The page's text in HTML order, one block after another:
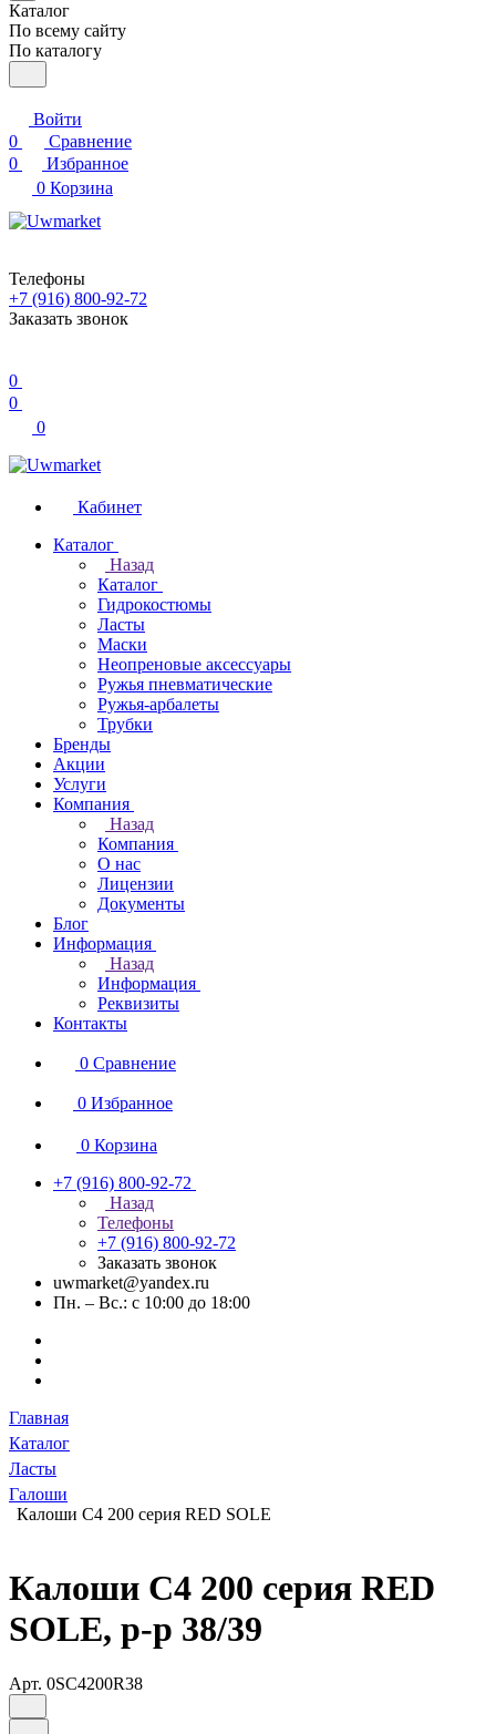
Каталог
По всему сайту
По каталогу
Войти
0
Сравнение
0
Избранное
0 Корзина
Телефоны
+7 (916) 800-92-72
Заказать звонок
0
0
0
Кабинет
Каталог
Назад
Каталог
Гидрокостюмы
Ласты
Маски
Неопреновые аксессуары
Ружья пневматические
Ружья-арбалеты
Трубки
Бренды
Акции
Услуги
Компания
Назад
Компания
О нас
Лицензии
Документы
Блог
Информация
Назад
Информация
Реквизиты
Контакты
0 Сравнение
0 Избранное
0 Корзина
+7 (916) 800-92-72
Назад
Телефоны
+7 (916) 800-92-72
Заказать звонок
uwmarket@yandex.ru
Пн. – Вс.: с 10:00 до 18:00
Главная
Каталог
Ласты
Галоши
Калоши C4 200 серия RED SOLE
Калоши C4 200 серия RED
SOLE, р-р 38/39
Арт. 0SC4200R38